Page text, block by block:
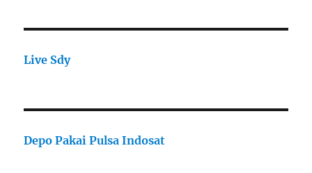
Live Sdy
Depo Pakai Pulsa Indosat